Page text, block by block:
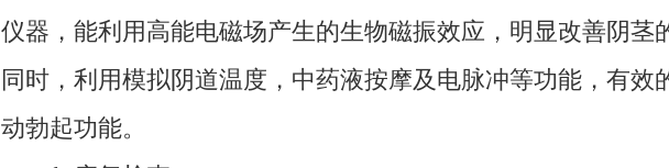
仪器，能利用高能电磁场产生的生物磁振效应，明显改善阴茎
同时，利用模拟阴道温度，中药液按摩及电脉冲等功能，有效
动勃起功能。